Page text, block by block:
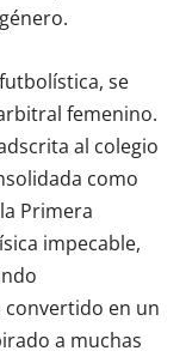
se
femenino.
al colegio
como
Primera
impecable,
en un
a muchas